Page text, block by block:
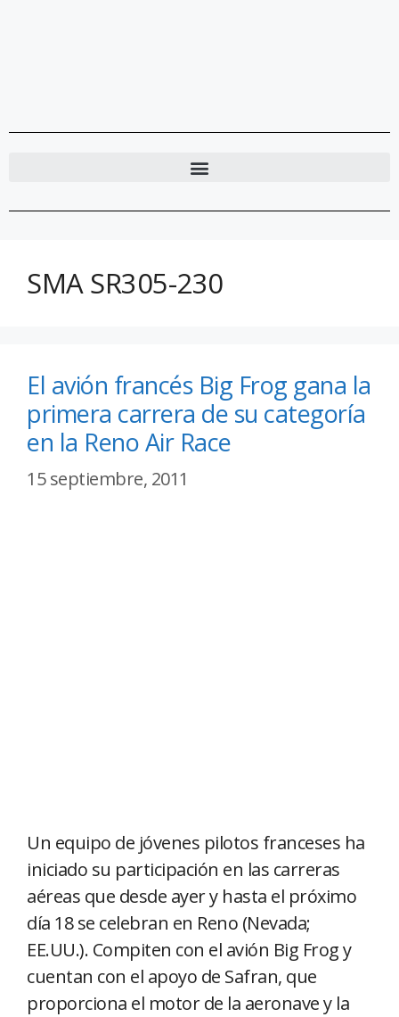
SMA SR305-230
El avión francés Big Frog gana la
primera carrera de su categoría
en la Reno Air Race
15 septiembre, 2011
Un equipo de jóvenes pilotos franceses ha
iniciado su participación en las carreras
aéreas que desde ayer y hasta el próximo
día 18 se celebran en Reno (Nevada;
EE.UU.). Compiten con el avión Big Frog y
cuentan con el apoyo de Safran, que
proporciona el motor de la aeronave y la